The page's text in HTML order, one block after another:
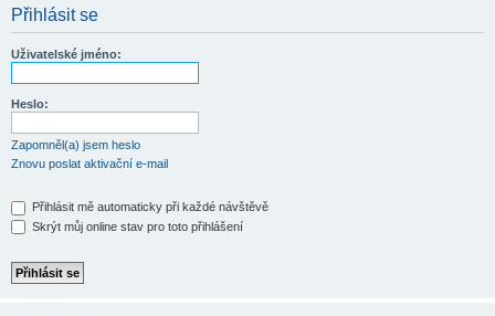
Přihlásit se
Uživatelské jméno:
Heslo:
Zapomněl(a) jsem heslo
Znovu poslat aktivační e-mail
Přihlásit mě automaticky při každé návštěvě
Skrýt můj online stav pro toto přihlášení